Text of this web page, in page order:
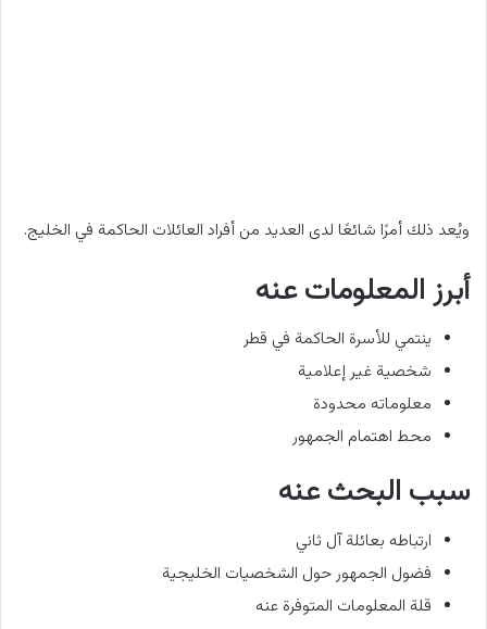
ويُعد ذلك أمرًا شائعًا لدى العديد من أفراد العائلات الحاكمة في الخليج.
أبرز المعلومات عنه
ينتمي للأسرة الحاكمة في قطر
شخصية غير إعلامية
معلوماته محدودة
محط اهتمام الجمهور
سبب البحث عنه
ارتباطه بعائلة آل ثاني
فضول الجمهور حول الشخصيات الخليجية
قلة المعلومات المتوفرة عنه